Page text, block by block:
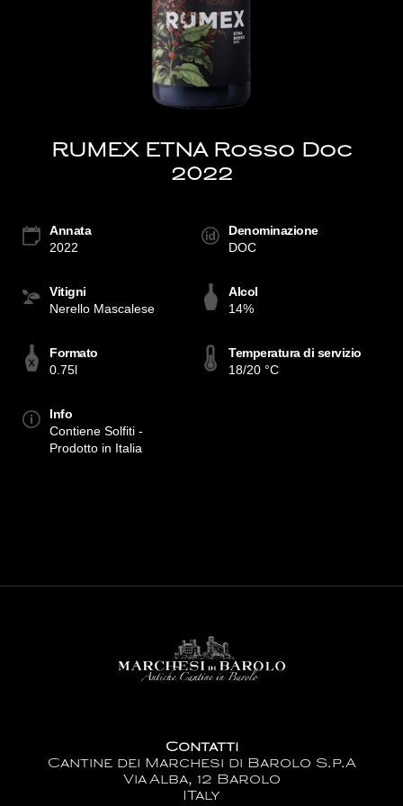
RUMEX ETNA Rosso Doc
2022
Annata
2022
Denominazione
DOC
Vitigni
Nerello Mascalese
Alcol
14%
Formato
0.75l
Temperatura di servizio
18/20 °C
Info
Contiene Solfiti -
Prodotto in Italia
Contatti
Cantine dei Marchesi di Barolo S.p.A
Via Alba, 12 Barolo
ITaly